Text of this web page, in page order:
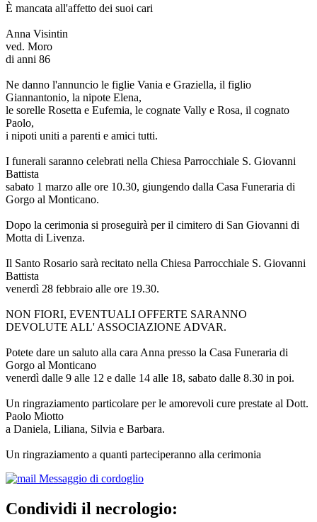
È mancata all'affetto dei suoi cari
Anna Visintin
ved. Moro
di anni 86
Ne danno l'annuncio le figlie Vania e Graziella, il figlio
Giannantonio, la nipote Elena,
le sorelle Rosetta e Eufemia, le cognate Vally e Rosa, il cognato
Paolo,
i nipoti uniti a parenti e amici tutti.
I funerali saranno celebrati nella Chiesa Parrocchiale S. Giovanni
Battista
sabato 1 marzo alle ore 10.30, giungendo dalla Casa Funeraria di
Gorgo al Monticano.
Dopo la cerimonia si proseguirà per il cimitero di San Giovanni di
Motta di Livenza.
Il Santo Rosario sarà recitato nella Chiesa Parrocchiale S. Giovanni
Battista
venerdì 28 febbraio alle ore 19.30.
NON FIORI, EVENTUALI OFFERTE SARANNO
DEVOLUTE ALL' ASSOCIAZIONE ADVAR.
Potete dare un saluto alla cara Anna presso la Casa Funeraria di
Gorgo al Monticano
venerdì dalle 9 alle 12 e dalle 14 alle 18, sabato dalle 8.30 in poi.
Un ringraziamento particolare per le amorevoli cure prestate al Dott.
Paolo Miotto
a Daniela, Liliana, Silvia e Barbara.
Un ringraziamento a quanti parteciperanno alla cerimonia
Messaggio di cordoglio
Condividi il necrologio: